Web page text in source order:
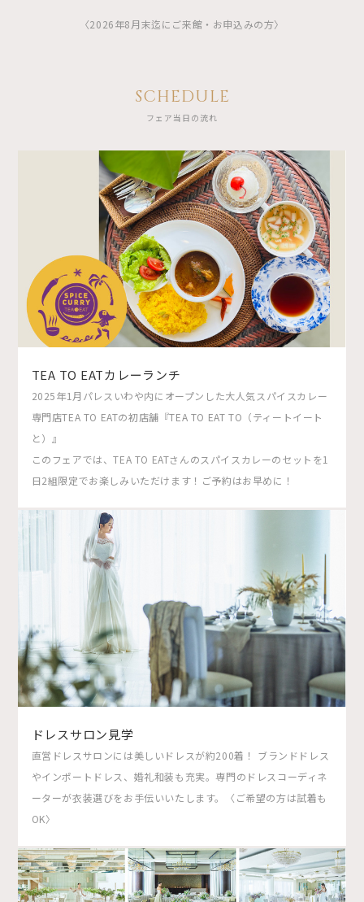
〈2026年8月末迄にご来館・お申込みの方〉
SCHEDULE
フェア当日の流れ
TEA TO EATカレーランチ
2025年1月パレスいわや内にオープンした大人気スパイスカレー
専門店TEA TO EATの初店舗『TEA TO EAT TO（ティートイート
と）』
このフェアでは、TEA TO EATさんのスパイスカレーのセットを1
日2組限定でお楽しみいただけます！ご予約はお早めに！
ドレスサロン見学
直営ドレスサロンには美しいドレスが約200着！ ブランドドレス
やインポートドレス、婚礼和装も充実。専門のドレスコーディネ
ーターが衣装選びをお手伝いいたします。〈ご希望の方は試着も
OK〉